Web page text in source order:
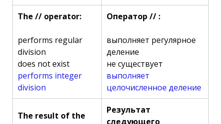
The // operator:
performs regular
division
does not exist
performs integer
division
Оператор // :
выполняет регулярное
деление
не существует
выполняет
целочисленное деление
The result of the
Результат
следующего